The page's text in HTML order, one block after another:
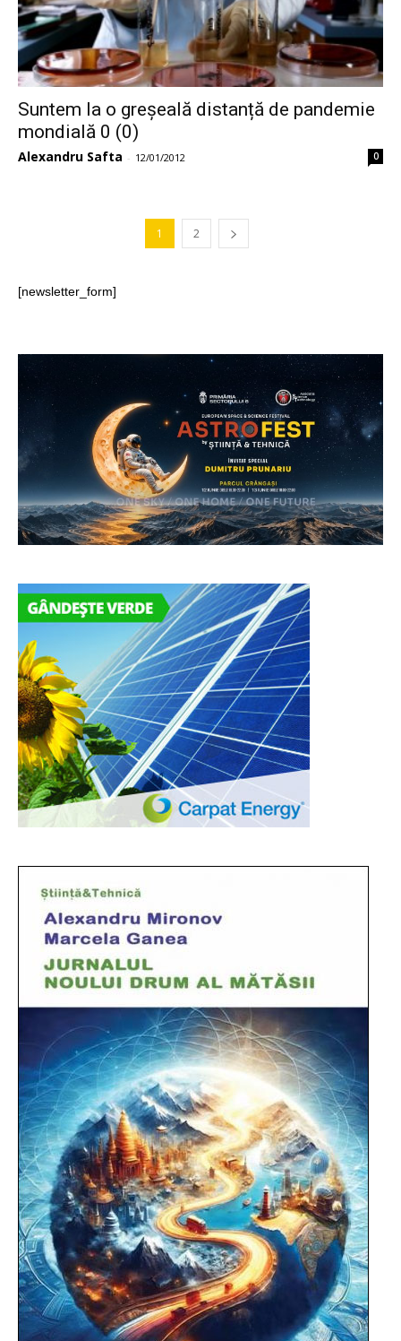
Suntem la o greșeală distanță de pandemie
mondială 0 (0)
Alexandru Safta - 12/01/2012 0
1 2
[newsletter_form]